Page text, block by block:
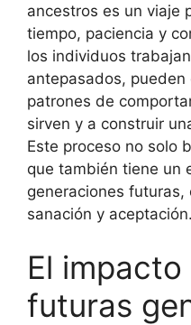
ancestros es un viaje
tiempo, paciencia y
los individuos
antepasados,
patrones de
sirven y a construir
Este proceso no solo
que también tiene un
generaciones
sanación y aceptación.
El impacto
futuras